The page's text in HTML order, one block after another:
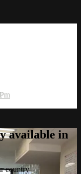
available in
country